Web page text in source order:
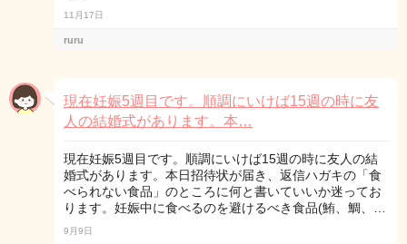
11月17日
ruru
現在妊娠5週目です。順調にいけば15週の時に友
人の結婚式があります。本…
現在妊娠5週目です。順調にいけば15週の時に友人の結
婚式があります。本日招待状が届き、返信ハガキの「食
べられない食品」のところに何と書いていいか迷ってお
ります。妊娠中に食べるのを避けるべき食品(鮪、鯛、…
9月9日